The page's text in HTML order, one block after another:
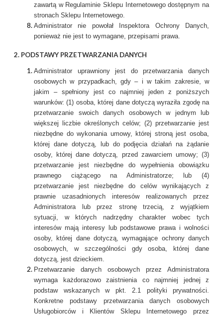
zawartą w Regulaminie Sklepu Internetowego dostępnym na
stronach Sklepu Internetowego.
Administrator nie powołał Inspektora Ochrony Danych,
ponieważ nie jest to wymagane, przepisami prawa.
2. PODSTAWY PRZETWARZANIA DANYCH
Administrator uprawniony jest do przetwarzania danych
osobowych w przypadkach, gdy – i w takim zakresie, w
jakim – spełniony jest co najmniej jeden z poniższych
warunków: (1) osoba, której dane dotyczą wyraziła zgodę na
przetwarzanie swoich danych osobowych w jednym lub
większej liczbie określonych celów; (2) przetwarzanie jest
niezbędne do wykonania umowy, której stroną jest osoba,
której dane dotyczą, lub do podjęcia działań na żądanie
osoby, której dane dotyczą, przed zawarciem umowy; (3)
przetwarzanie jest niezbędne do wypełnienia obowiązku
prawnego ciążącego na Administratorze; lub (4)
przetwarzanie jest niezbędne do celów wynikających z
prawnie uzasadnionych interesów realizowanych przez
Administratora lub przez stronę trzecią, z wyjątkiem
sytuacji, w których nadrzędny charakter wobec tych
interesów mają interesy lub podstawowe prawa i wolności
osoby, której dane dotyczą, wymagające ochrony danych
osobowych, w szczególności gdy osoba, której dane
dotyczą, jest dzieckiem.
Przetwarzanie danych osobowych przez Administratora
wymaga każdorazowo zaistnienia co najmniej jednej z
podstaw wskazanych w pkt. 2.1 polityki prywatności.
Konkretne podstawy przetwarzania danych osobowych
Usługobiorców i Klientów Sklepu Internetowego przez